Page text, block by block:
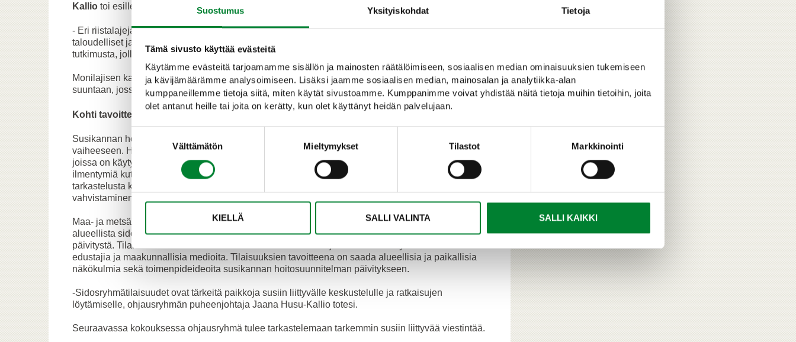
Suostumus Yksityiskohdat Tietoja
Tämä sivusto käyttää evästeitä
Käytämme evästeitä tarjoamamme sisällön ja mainosten räätälöimiseen, sosiaalisen median ominaisuuksien tukemiseen
ja kävijämäärämme analysoimiseen. Lisäksi jaamme sosiaalisen median, mainosalan ja analytiikka-alan
kumppaneillemme tietoja siitä, miten käytät sivustoamme. Kumppanimme voivat yhdistää näitä tietoja muihin tietoihin, joita
olet antanut heille tai joita on kerätty, kun olet käyttänyt heidän palvelujaan.
valinta
Välttämätön Mieltymykset Tilastot Markkinointi
KIELLÄ SALLI VALINTA SALLI KAIKKI
Kallio toi esille, että suurpetojen ja hirvieläinten kannanhoitoa tulee tarkastella kokonaisuutena.
- Eri riistalajeja kuten suurpetoja ja hirvieläimiä on tärkeää tarkastella yhtä aikaa ja myös riistalajien
taloudelliset ja sosiaaliset vaikutukset tulee ottaa tarkastelussa huomioon. Tätä varten tarvitaan
tutkimusta, jolla luodaan pohja monilajiselle kannanhoidolle, Husu-Kallio korosti.
Monilajisen kannanhoidon avulla esimerkiksi hirvieläinten kannanhoitoa voitaisiin kehittää
suuntaan, jossa alueelliset erityispiirteet otetaan paremmin huomioon.
Kohti tavoitteita ja toimenpiteitä
Susikannan hoitosuunnitelman päivitys -hankkeessa on nyt edetty työsuunnitelman toiseen
vaiheeseen. Hankkeessa on ollut aloitusseminaarin lisäksi kahdeksan valmisteluryhmän kokousta,
joissa on käyty läpi yhteisesti määriteltyjä asiakokonaisuuksia ja niin sanottuja konfliktin
ilmentymiä kuten suden aiheuttamia kotieläinvahinkoja. Nyt hankkeessa siirrytään yleisemmästä
tarkastelusta kohti tavoitteita ja konkreettisia toimenpiteitä. Keskiössä on luottamuksen
vahvistaminen susikannan hoitoon, säätelyyn ja seurantaan laajapohjaisen yhteistyön kautta.
Maa- ja metsätalousministeriö ja alueelliset riistaneuvostot järjestävät huhtikuussa seitsemän
alueellista sidosryhmätilaisuutta eri puolella Suomea osana susikannan hoitosuunnitelman
päivitystä. Tilaisuuksiin on kutsuttu alueellisten riistaneuvostojen lisäksi sidosryhmien alueellisia
edustajia ja maakunnallisia medioita. Tilaisuuksien tavoitteena on saada alueellisia ja paikallisia
näkökulmia sekä toimenpideideoita susikannan hoitosuunnitelman päivitykseen.
-Sidosryhmätilaisuudet ovat tärkeitä paikkoja susiin liittyvälle keskustelulle ja ratkaisujen
löytämiselle, ohjausryhmän puheenjohtaja Jaana Husu-Kallio totesi.
Seuraavassa kokouksessa ohjausryhmä tulee tarkastelemaan tarkemmin susiin liittyvää viestintää.